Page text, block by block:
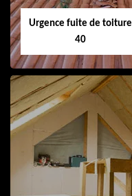
Urgence fuite de toiture
40
Urgence fuite de
toiture 40